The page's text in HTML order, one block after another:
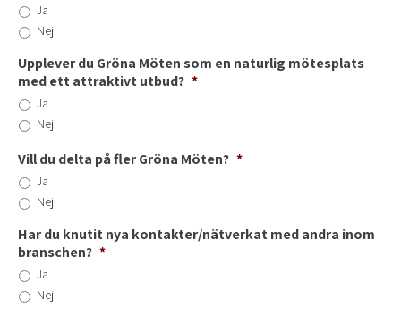
Ja
Nej
Upplever du Gröna Möten som en naturlig mötesplats
med ett attraktivt utbud? *
Ja
Nej
Vill du delta på fler Gröna Möten? *
Ja
Nej
Har du knutit nya kontakter/nätverkat med andra inom
branschen? *
Ja
Nej